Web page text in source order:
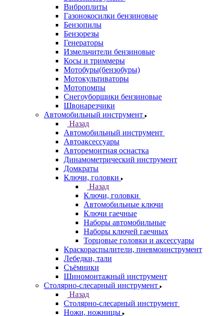
Виброплиты
Газонокосилки бензиновые
Бензопилы
Бензорезы
Генераторы
Измельчители бензиновые
Косы и триммеры
Мотобуры(бензобуры)
Мотокультиваторы
Мотопомпы
Снегоуборщики бензиновые
Швонарезчики
Автомобильный инструмент
Назад
Автомобильный инструмент
Автоаксессуары
Авторемонтная оснастка
Динамометрический инструмент
Домкраты
Ключи, головки
Назад
Ключи, головки
Автомобильные ключи
Ключи гаечные
Наборы автомобильные
Наборы ключей гаечных
Торцовые головки и аксессуары
Краскораспылители, пневмоинструмент
Лебедки, тали
Съёмники
Шиномонтажный инструмент
Столярно-слесарный инструмент
Назад
Столярно-слесарный инструмент
Ножи, ножницы